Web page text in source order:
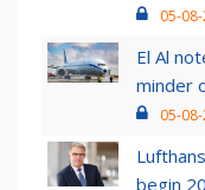
05-
El Al
minder
05-
begin